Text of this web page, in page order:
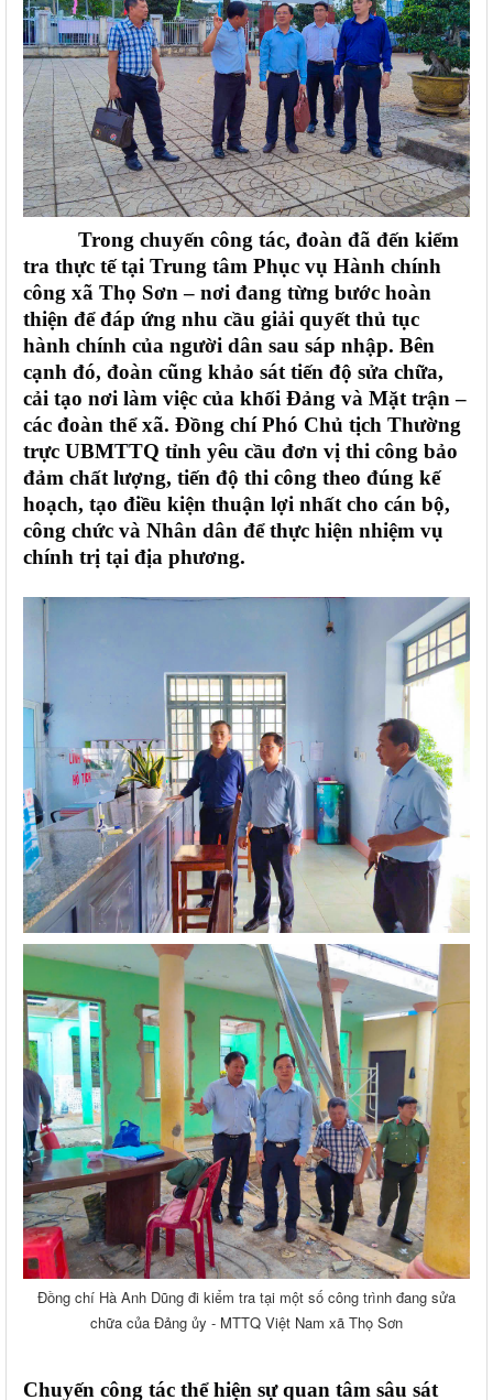
Trong chuyến công tác, đoàn đã đến kiểm
tra thực tế tại Trung tâm Phục vụ Hành chính
công xã Thọ Sơn – nơi đang từng bước hoàn
thiện để đáp ứng nhu cầu giải quyết thủ tục
hành chính của người dân sau sáp nhập. Bên
cạnh đó, đoàn cũng khảo sát tiến độ sửa chữa,
cải tạo nơi làm việc của khối Đảng và Mặt trận –
các đoàn thể xã. Đồng chí Phó Chủ tịch Thường
trực UBMTTQ tỉnh yêu cầu đơn vị thi công bảo
đảm chất lượng, tiến độ thi công theo đúng kế
hoạch, tạo điều kiện thuận lợi nhất cho cán bộ,
công chức và Nhân dân để thực hiện nhiệm vụ
chính trị tại địa phương.
Đồng chí Hà Anh Dũng đi kiểm tra tại một số công trình đang sửa
chữa của Đảng ủy - MTTQ Việt Nam xã Thọ Sơn
Chuyến công tác thể hiện sự quan tâm sâu sát